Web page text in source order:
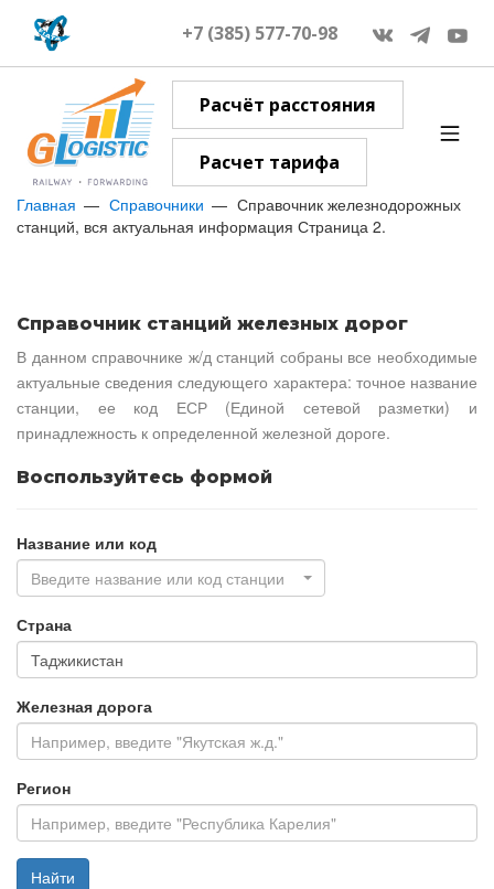
+7 (385) 577-70-98
Расчёт расстояния
Расчет тарифа
Главная Справочники
Справочник железнодорожных
станций, вся актуальная информация Страница 2.
Справочник станций железных дорог
В данном справочнике ж/д станций собраны все необходимые
актуальные сведения следующего характера: точное название
станции, ее код ЕСР (Единой сетевой разметки) и
принадлежность к определенной железной дороге.
Воспользуйтесь формой
Название или код
Введите название или код станции
Страна
Железная дорога
Регион
Найти